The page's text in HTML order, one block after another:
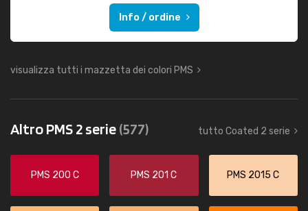
Info / ordine
visualizza tutti i mazzetta dei colori PMS
Altro PMS 2 serie(577) tutto Coated 2 serie
PMS 200 C PMS 201 C PMS 2015 C